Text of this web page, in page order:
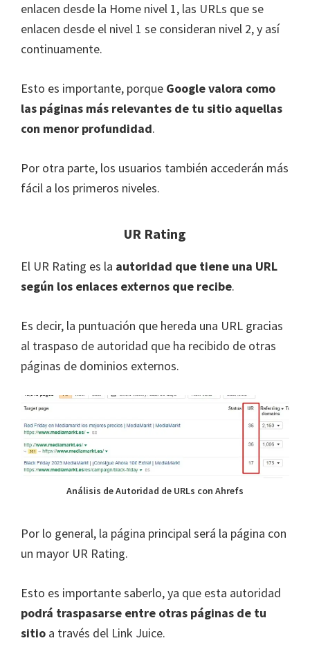
enlacen desde la Home nivel 1, las URLs que se
enlacen desde el nivel 1 se consideran nivel 2, y así
continuamente.
Esto es importante, porque Google valora como
las páginas más relevantes de tu sitio aquellas
con menor profundidad.
Por otra parte, los usuarios también accederán más
fácil a los primeros niveles.
UR Rating
El UR Rating es la autoridad que tiene una URL
según los enlaces externos que recibe.
Es decir, la puntuación que hereda una URL gracias
al traspaso de autoridad que ha recibido de otras
páginas de dominios externos.
Análisis de Autoridad de URLs con Ahrefs
Por lo general, la página principal será la página con
un mayor UR Rating.
Esto es importante saberlo, ya que esta autoridad
podrá traspasarse entre otras páginas de tu
sitio a través del Link Juice.